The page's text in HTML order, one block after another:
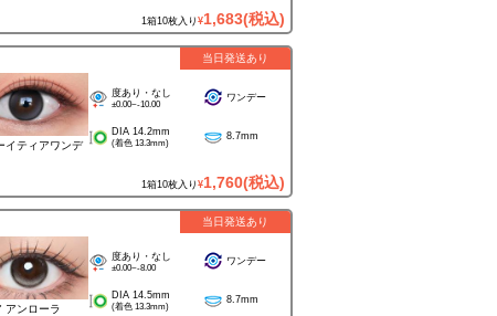
1箱10枚入り ¥1,683(税込)
イティアワンデ
度あり・なし
±0.00~-10.00
ワンデー
DIA 14.2mm
(着色 13.3mm)
8.7mm
1箱10枚入り ¥1,760(税込)
当日発送あり
アンローラ
度あり・なし
±0.00~-8.00
ワンデー
DIA 14.5mm
(着色 13.3mm)
8.7mm
当日発送あり